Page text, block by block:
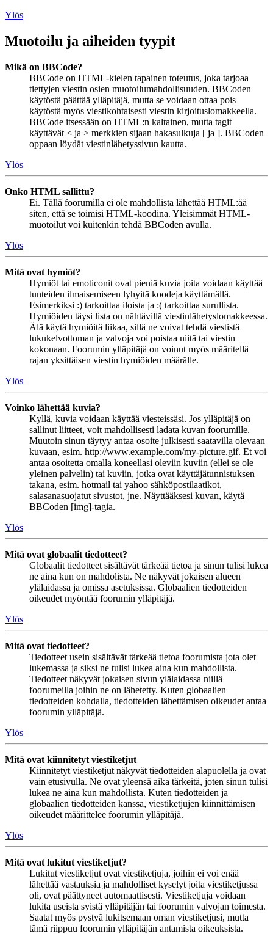
Ylös
Muotoilu ja aiheiden tyypit
Mikä on BBCode?
BBCode on HTML-kielen tapainen toteutus, joka tarjoaa
tiettyjen viestin osien muotoilumahdollisuuden. BBCoden
käytöstä päättää ylläpitäjä, mutta se voidaan ottaa pois
käytöstä myös viestikohtaisesti viestin kirjoituslomakkeella.
BBCode itsessään on HTML:n kaltainen, mutta tagit
käyttävät < ja > merkkien sijaan hakasulkuja [ ja ]. BBCoden
oppaan löydät viestinlähetyssivun kautta.
Ylös
Onko HTML sallittu?
Ei. Tällä foorumilla ei ole mahdollista lähettää HTML:ää
siten, että se toimisi HTML-koodina. Yleisimmät HTML-
muotoilut voi kuitenkin tehdä BBCoden avulla.
Ylös
Mitä ovat hymiöt?
Hymiöt tai emoticonit ovat pieniä kuvia joita voidaan käyttää
tunteiden ilmaisemiseen lyhyitä koodeja käyttämällä.
Esimerkiksi :) tarkoittaa iloista ja :( tarkoittaa surullista.
Hymiöiden täysi lista on nähtävillä viestinlähetyslomakkeessa.
Älä käytä hymiöitä liikaa, sillä ne voivat tehdä viestistä
lukukelvottoman ja valvoja voi poistaa niitä tai viestin
kokonaan. Foorumin ylläpitäjä on voinut myös määritellä
rajan yksittäisen viestin hymiöiden määrälle.
Ylös
Voinko lähettää kuvia?
Kyllä, kuvia voidaan käyttää viesteissäsi. Jos ylläpitäjä on
sallinut liitteet, voit mahdollisesti ladata kuvan foorumille.
Muutoin sinun täytyy antaa osoite julkisesti saatavilla olevaan
kuvaan, esim. http://www.example.com/my-picture.gif. Et voi
antaa osoitetta omalla koneellasi oleviin kuviin (ellei se ole
yleinen palvelin) tai kuviin, jotka ovat käyttäjätunnistuksen
takana, esim. hotmail tai yahoo sähköpostilaatikot,
salasanasuojatut sivustot, jne. Näyttääksesi kuvan, käytä
BBCoden [img]-tagia.
Ylös
Mitä ovat globaalit tiedotteet?
Globaalit tiedotteet sisältävät tärkeää tietoa ja sinun tulisi lukea
ne aina kun on mahdolista. Ne näkyvät jokaisen alueen
ylälaidassa ja omissa asetuksissa. Globaalien tiedotteiden
oikeudet myöntää foorumin ylläpitäjä.
Ylös
Mitä ovat tiedotteet?
Tiedotteet usein sisältävät tärkeää tietoa foorumista jota olet
lukemassa ja siksi ne tulisi lukea aina kun mahdollista.
Tiedotteet näkyvät jokaisen sivun ylälaidassa niillä
foorumeilla joihin ne on lähetetty. Kuten globaalien
tiedotteiden kohdalla, tiedotteiden lähettämisen oikeudet antaa
foorumin ylläpitäjä.
Ylös
Mitä ovat kiinnitetyt viestiketjut
Kiinnitetyt viestiketjut näkyvät tiedotteiden alapuolella ja ovat
vain etusivulla. Ne ovat yleensä aika tärkeitä, joten sinun tulisi
lukea ne aina kun mahdollista. Kuten tiedotteiden ja
globaalien tiedotteiden kanssa, viestiketjujen kiinnittämisen
oikeudet määrittelee foorumin ylläpitäjä.
Ylös
Mitä ovat lukitut viestiketjut?
Lukitut viestiketjut ovat viestiketjuja, joihin ei voi enää
lähettää vastauksia ja mahdolliset kyselyt joita viestiketjussa
oli, ovat päättyneet automaattisesti. Viestiketjuja voidaan
lukita useista syistä ylläpitäjän tai foorumin valvojan toimesta.
Saatat myös pystyä lukitsemaan oman viestiketjusi, mutta
tämä riippuu foorumin ylläpitäjän antamista oikeuksista.